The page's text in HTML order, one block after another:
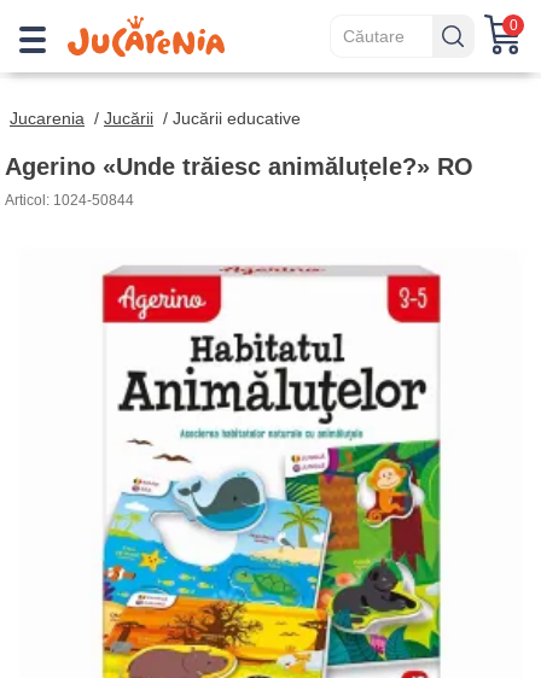
0
Jucarenia / Jucării / Jucării educative
Agerino «Unde trăiesc animăluțele?» RO
Articol: 1024-50844